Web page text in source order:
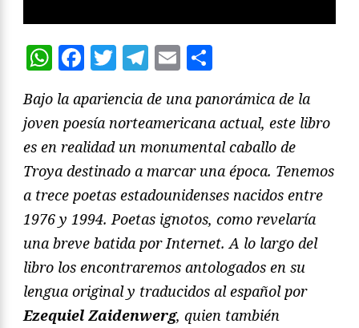
WhatsApp
Facebook
Twitter
Telegram
Email
Bajo la apariencia de una panorámica de la
joven poesía norteamericana actual, este libro
es en realidad un monumental caballo de
Troya destinado a marcar una época. Tenemos
a trece poetas estadounidenses nacidos entre
1976 y 1994. Poetas ignotos, como revelaría
una breve batida por Internet. A lo largo del
libro los encontraremos antologados en su
lengua original y traducidos al español por
Ezequiel Zaidenwerg, quien también